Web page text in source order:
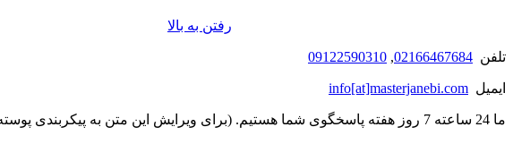
رفتن به بالا
تلفن 02166467684
,
09122590310
ایمیل info[at]masterjanebi.com
ما 24 ساعته 7 روز هفته پاسخگوی شما هستیم. (برای ویرایش این متن به پیکربندی پوسته > تب برچسب‌ها مراجعه نمایید.)